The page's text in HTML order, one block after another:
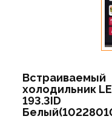
Встраиваемый
холодильник
193.3ID